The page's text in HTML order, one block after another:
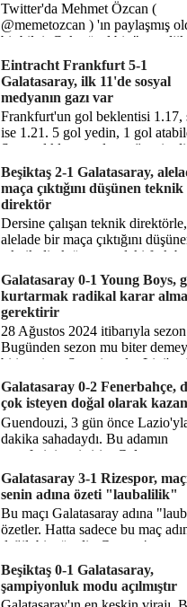
Twitter'da Mehmet Özcan (
@memetozcan ) 'ın paylaşmış
bir bilgi. Çok güzel bir "nostaljik"
diyelim. Kasımpaşa...
Eintracht Frankfurt 5-1
Galatasaray, ilk 11'de sosyal
medyanın gazı var
Frankfurt'un gol beklentisi 1.17,
ise 1.21. 5 gol yedin, 1 gol
Şanssızlıkla mı anlatacağız şimdi
durumu? Rakibin 5 ş...
Beşiktaş 2-1 Galatasaray,
maça çıktığını düşünen teknik
direktör
Dersine çalışan teknik direktörle,
alelade bir maça çıktığını
teknik direktör arasındaki fark bu
işte. Solskjaer'in çalıştığı de...
Galatasaray 0-1 Young Boys,
kurtarmak radikal karar
gerektirir
28 Ağustos 2024 itibarıyla
Bugünden sezon mu biter
bitiyor işte. Şampiyonlar Ligi'ne
hakkı senin misyonun ...
Galatasaray 0-2 Fenerbahçe,
çok isteyen doğal olarak
Guendouzi, 3 gün önce
dakika sahadaydı. Bu adamın
transferini yetiştirip, Galatasaray
karşısında 11 oynamasını
Galatasaray 3-1 Rizespor,
senin adına özeti "laubalilik"
Bu maçı Galatasaray adına
özetler. Hatta sadece bu maç
değil, bir süredir. Geçen 4 maçta
1 gol yedin ...
Beşiktaş 0-1 Galatasaray,
şampiyonluk modu açılmıştır